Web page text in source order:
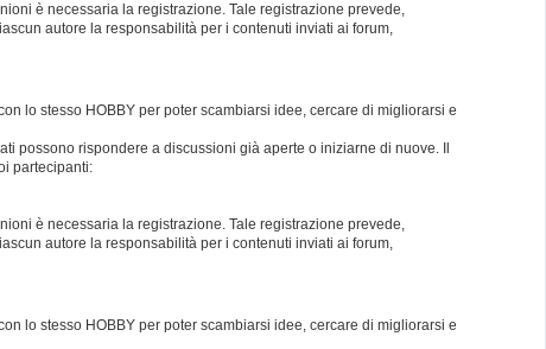
è necessaria la registrazione. Tale registrazione prevede,
autore la responsabilità per i contenuti inviati ai forum,
lo stesso HOBBY per poter scambiarsi idee, cercare di migliorarsi e
possono rispondere a discussioni già aperte o iniziarne di nuove. Il
partecipanti:
è necessaria la registrazione. Tale registrazione prevede,
autore la responsabilità per i contenuti inviati ai forum,
lo stesso HOBBY per poter scambiarsi idee, cercare di migliorarsi e